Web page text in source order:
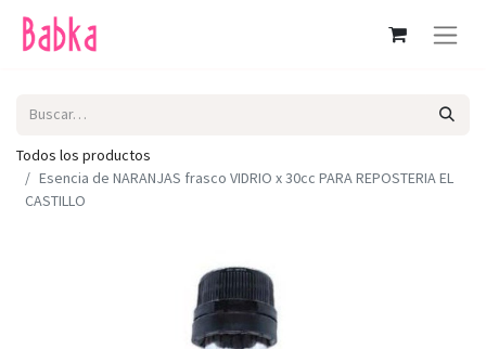
Todos los productos
Esencia de NARANJAS frasco VIDRIO x 30cc PARA REPOSTERIA EL
CASTILLO